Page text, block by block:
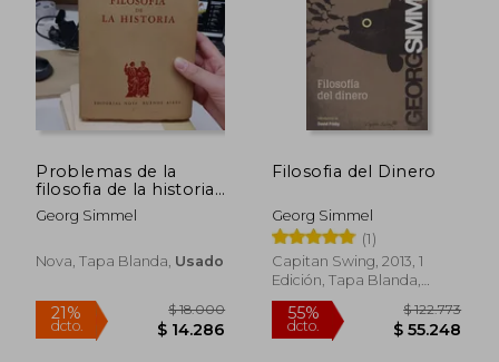
Problemas de la
filosofia de la historia
(det.)
Georg Simmel
Nova, Tapa Blanda, Usado
Filosofia del Dinero
Georg Simmel
(1)
Capitan Swing, 2013, 1
Edición, Tapa Blanda,
Nuevo